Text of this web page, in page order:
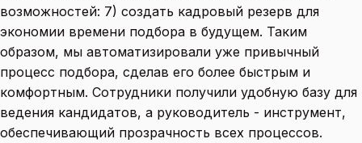
возможностей: 7) создать кадровый резерв для
экономии времени подбора в будущем. Таким
образом, мы автоматизировали уже привычный
процесс подбора, сделав его более быстрым и
комфортным. Сотрудники получили удобную базу для
ведения кандидатов, а руководитель - инструмент,
обеспечивающий прозрачность всех процессов.